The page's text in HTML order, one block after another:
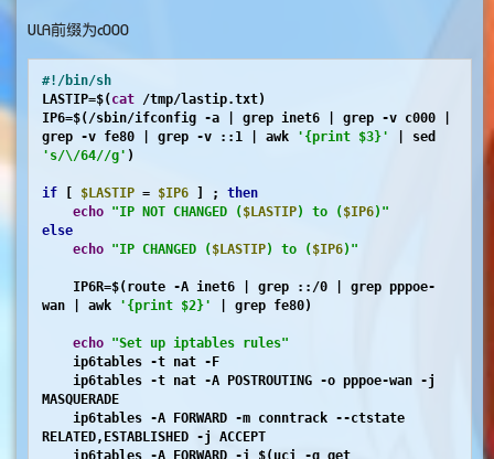
ULA前缀为c000
#!/bin/sh
LASTIP=$( cat /tmp/lastip.txt)
IP6=$(/sbin/ifconfig -a | grep inet6 | grep -v c000 |
grep -v fe80 | grep -v ::1 | awk
'{print $3}'
's/\/64//g' )
if [ $LASTIP = $IP6 ] ; then
echo
"IP NOT CHANGED ( $LASTIP) to ( $IP6)"
else
echo
"IP CHANGED ( $LASTIP) to ( $IP6)"
wan | awk
'{print $2}' | grep fe80)
echo
"Set up iptables rules"
MASQUERADE
RELATED,ESTABLISHED -j ACCEPT